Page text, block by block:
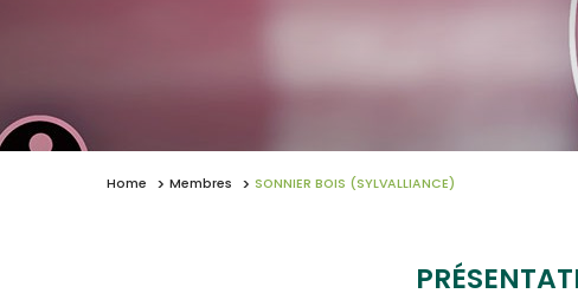
Home Membres SONNIER BOIS (SYLVALLIANCE)